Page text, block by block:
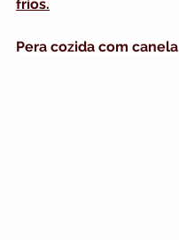
frios.
Pera cozida com canela